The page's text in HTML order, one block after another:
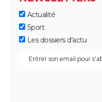
Actualité
Sport
Les dossiers d'actu